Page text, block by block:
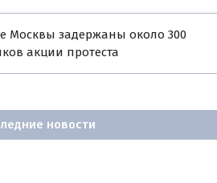
Москвы задержаны около 300
акции протеста
новости